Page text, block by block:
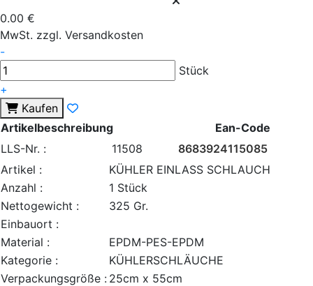
0.00 €
MwSt. zzgl. Versandkosten
-
Stück
+
Kaufen
Artikelbeschreibung
Ean-Code
LLS-Nr. :
11508
8683924115085
Artikel :
KÜHLER EINLASS SCHLAUCH
Anzahl :
1 Stück
Nettogewicht :
325 Gr.
Einbauort :
Material :
EPDM-PES-EPDM
Kategorie :
KÜHLERSCHLÄUCHE
Verpackungsgröße : 25cm x 55cm